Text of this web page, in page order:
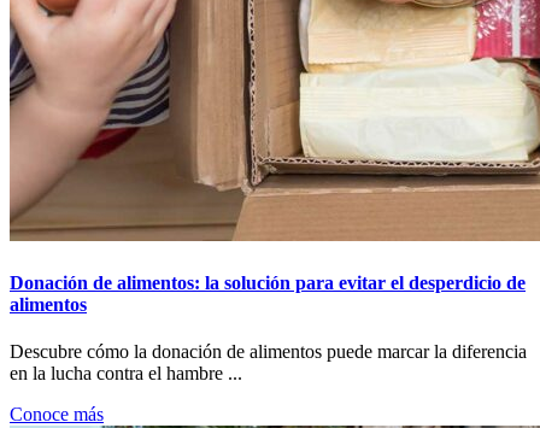
Donación de alimentos: la solución para evitar el desperdicio de
alimentos
Descubre cómo la donación de alimentos puede marcar la diferencia
en la lucha contra el hambre ...
Conoce más